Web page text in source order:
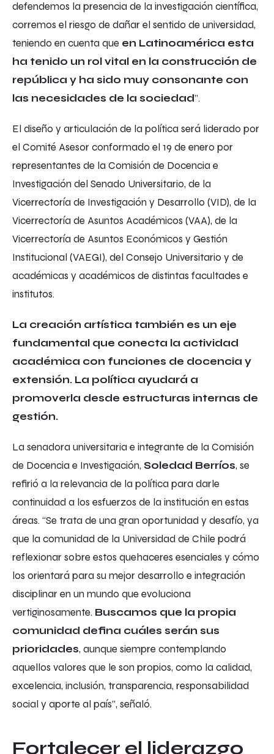
defendemos la presencia de la investigación científica,
corremos el riesgo de dañar el sentido de universidad,
teniendo en cuenta que en Latinoamérica esta
ha tenido un rol vital en la construcción de
república y ha sido muy consonante con
las necesidades de la sociedad”.
El diseño y articulación de la política será liderado por
el Comité Asesor conformado el 19 de enero por
representantes de la Comisión de Docencia e
Investigación del Senado Universitario, de la
Vicerrectoría de Investigación y Desarrollo (VID), de la
Vicerrectoría de Asuntos Académicos (VAA), de la
Vicerrectoría de Asuntos Económicos y Gestión
Institucional (VAEGI), del Consejo Universitario y de
académicas y académicos de distintas facultades e
institutos.
La creación artística también es un eje
fundamental que conecta la actividad
académica con funciones de docencia y
extensión. La política ayudará a
promoverla desde estructuras internas de
gestión.
La senadora universitaria e integrante de la Comisión
de Docencia e Investigación, Soledad Berríos, se
refirió a la relevancia de la política para darle
continuidad a los esfuerzos de la institución en estas
áreas. “Se trata de una gran oportunidad y desafío, ya
que la comunidad de la Universidad de Chile podrá
reflexionar sobre estos quehaceres esenciales y cómo
los orientará para su mejor desarrollo e integración
disciplinar en un mundo que evoluciona
vertiginosamente. Buscamos que la propia
comunidad defina cuáles serán sus
prioridades, aunque siempre contemplando
aquellos valores que le son propios, como la calidad,
excelencia, inclusión, transparencia, responsabilidad
social y aporte al país”, señaló.
Fortalecer el liderazgo